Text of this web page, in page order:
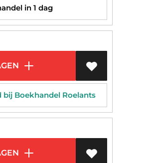
in 1 dag
bij Boekhandel Roelants